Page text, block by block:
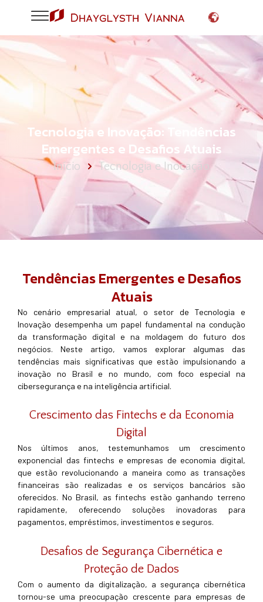
Tecnologia e Inovação: Tendências
Emergentes e Desafios Atuais
Início Tecnologia e Inocação
Tendências Emergentes e Desafios
Atuais
No cenário empresarial atual, o setor de Tecnologia e
Inovação desempenha um papel fundamental na condução
da transformação digital e na moldagem do futuro dos
negócios. Neste artigo, vamos explorar algumas das
tendências mais significativas que estão impulsionando a
inovação no Brasil e no mundo, com foco especial na
cibersegurança e na inteligência artificial.
Crescimento das Fintechs e da Economia
Digital
Nos últimos anos, testemunhamos um crescimento
exponencial das fintechs e empresas de economia digital,
que estão revolucionando a maneira como as transações
financeiras são realizadas e os serviços bancários são
oferecidos. No Brasil, as fintechs estão ganhando terreno
rapidamente, oferecendo soluções inovadoras para
pagamentos, empréstimos, investimentos e seguros.
Desafios de Segurança Cibernética e
Proteção de Dados
Com o aumento da digitalização, a segurança cibernética
tornou-se uma preocupação crescente para empresas de